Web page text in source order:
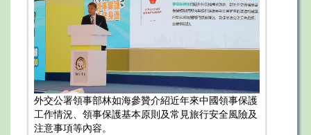
外交公署領事部林如海參贊介紹近年來中國領事保護
工作情況、領事保護基本原則及常見旅行安全風險及
注意事項等內容。